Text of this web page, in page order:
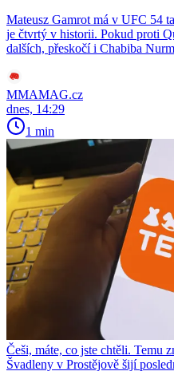
Mateusz Gamrot má v UFC 54
je čtvrtý v historii. Pokud proti
dalších, přeskočí i Chabiba
MMAMAG.cz
dnes, 14:29
1 min
Češi, máte, co jste chtěli. Temu
Švadleny v Prostějově šijí